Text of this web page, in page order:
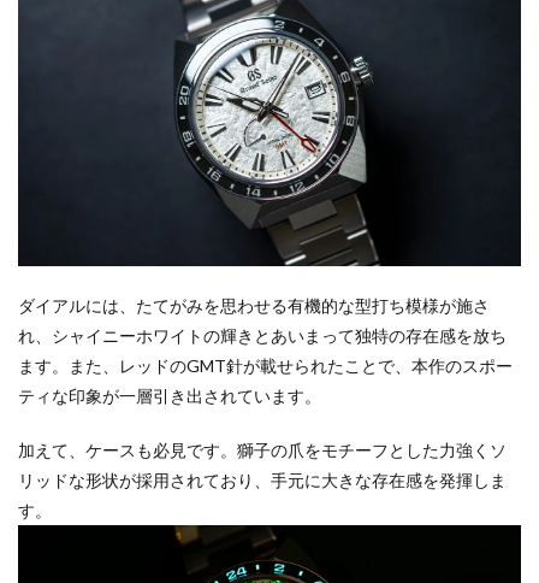
ダイアルには、たてがみを思わせる有機的な型打ち模様が施さ
れ、シャイニーホワイトの輝きとあいまって独特の存在感を放ち
ます。また、レッドのGMT針が載せられたことで、本作のスポー
ティな印象が一層引き出されています。
加えて、ケースも必見です。獅子の爪をモチーフとした力強くソ
リッドな形状が採用されており、手元に大きな存在感を発揮しま
す。